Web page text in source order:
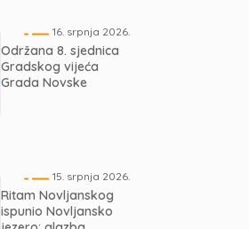
16. srpnja 2026.
Održana 8. sjednica
Gradskog vijeća
Grada Novske
15. srpnja 2026.
Ritam Novljanskog
ispunio Novljansko